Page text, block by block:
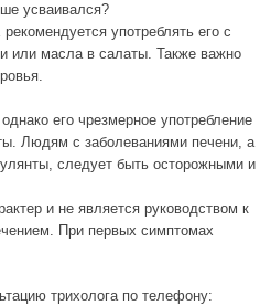
усваивался?
употреблять его с
или масла в салаты. Также важно
его чрезмерное употребление
Людям с заболеваниями печени, а
следует быть осторожными и
и не является руководством к
При первых симптомах
трихолога по телефону: